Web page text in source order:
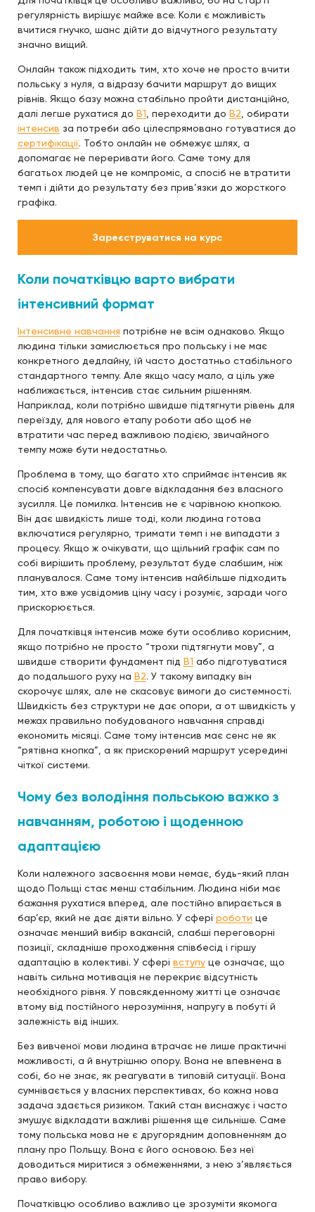
регулярність вирішує майже все. Коли є можливість
вчитися гнучко, шанс дійти до відчутного результату
значно вищий.
Онлайн також підходить тим, хто хоче не просто вчити
польську з нуля, а відразу бачити маршрут до вищих
рівнів. Якщо базу можна стабільно пройти дистанційно,
далі легше рухатися до B1 , переходити до B2 , обирати
інтенсив за потреби або цілеспрямовано готуватися до
сертифікації. Тобто онлайн не обмежує шлях, а
допомагає не переривати його. Саме тому для
багатьох людей це не компроміс, а спосіб не втратити
темп і дійти до результату без прив’язки до жорсткого
графіка.
Зареєструватися на курс
Коли початківцю варто вибрати
інтенсивний формат
Інтенсивне навчання потрібне не всім однаково. Якщо
людина тільки замислюється про польську і не має
конкретного дедлайну, їй часто достатньо стабільного
стандартного темпу. Але якщо часу мало, а ціль уже
наближається, інтенсив стає сильним рішенням.
Наприклад, коли потрібно швидше підтягнути рівень для
переїзду, для нового етапу роботи або щоб не
втратити час перед важливою подією, звичайного
темпу може бути недостатньо.
Проблема в тому, що багато хто сприймає інтенсив як
спосіб компенсувати довге відкладання без власного
зусилля. Це помилка. Інтенсив не є чарівною кнопкою.
Він дає швидкість лише тоді, коли людина готова
включатися регулярно, тримати темп і не випадати з
процесу. Якщо ж очікувати, що щільний графік сам по
собі вирішить проблему, результат буде слабшим, ніж
планувалося. Саме тому інтенсив найбільше підходить
тим, хто вже усвідомив ціну часу і розуміє, заради чого
прискорюється.
Для початківця інтенсив може бути особливо корисним,
якщо потрібно не просто “трохи підтягнути мову”, а
швидше створити фундамент під B1 або підготуватися
до подальшого руху на B2. У такому випадку він
скорочує шлях, але не скасовує вимоги до системності.
Швидкість без структури не дає опори, а от швидкість у
межах правильно побудованого навчання справді
економить місяці. Саме тому інтенсив має сенс не як
“рятівна кнопка”, а як прискорений маршрут усередині
чіткої системи.
Чому без володіння польською важко з
навчанням, роботою і щоденною
адаптацією
Коли належного засвоєння мови немає, будь-який план
щодо Польщі стає менш стабільним. Людина ніби має
бажання рухатися вперед, але постійно впирається в
бар’єр, який не дає діяти вільно. У сфері роботи це
означає менший вибір вакансій, слабші переговорні
позиції, складніше проходження співбесід і гіршу
адаптацію в колективі. У сфері вступу це означає, що
навіть сильна мотивація не перекриє відсутність
необхідного рівня. У повсякденному житті це означає
втому від постійного нерозуміння, напругу в побуті й
залежність від інших.
Без вивченої мови людина втрачає не лише практичні
можливості, а й внутрішню опору. Вона не впевнена в
собі, бо не знає, як реагувати в типовій ситуації. Вона
сумнівається у власних перспективах, бо кожна нова
задача здається ризиком. Такий стан виснажує і часто
змушує відкладати важливі рішення ще сильніше. Саме
тому польська мова не є другорядним доповненням до
плану про Польщу. Вона є його основою. Без неї
доводиться миритися з обмеженнями, з нею з’являється
право вибору.
Початківцю особливо важливо це зрозуміти якомога